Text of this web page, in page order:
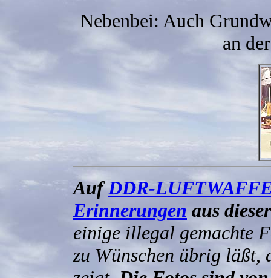
Nebenbei: Auch
an
AufDDR-
Erinnerungen aus
einige illegal gemachte
zu Wünschen übrig läßt,